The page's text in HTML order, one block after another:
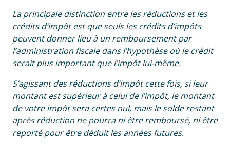
La principale distinction entre les réductions et les
crédits d’impôt est que seuls les crédits d’impôts
peuvent donner lieu à un remboursement par
l’administration fiscale dans l’hypothèse où le crédit
serait plus important que l’impôt lui-même.
S’agissant des réductions d’impôt cette fois, si leur
montant est supérieur à celui de l’impôt, le montant
de votre impôt sera certes nul, mais le solde restant
après réduction ne pourra ni être remboursé, ni être
reporté pour être déduit les années futures.